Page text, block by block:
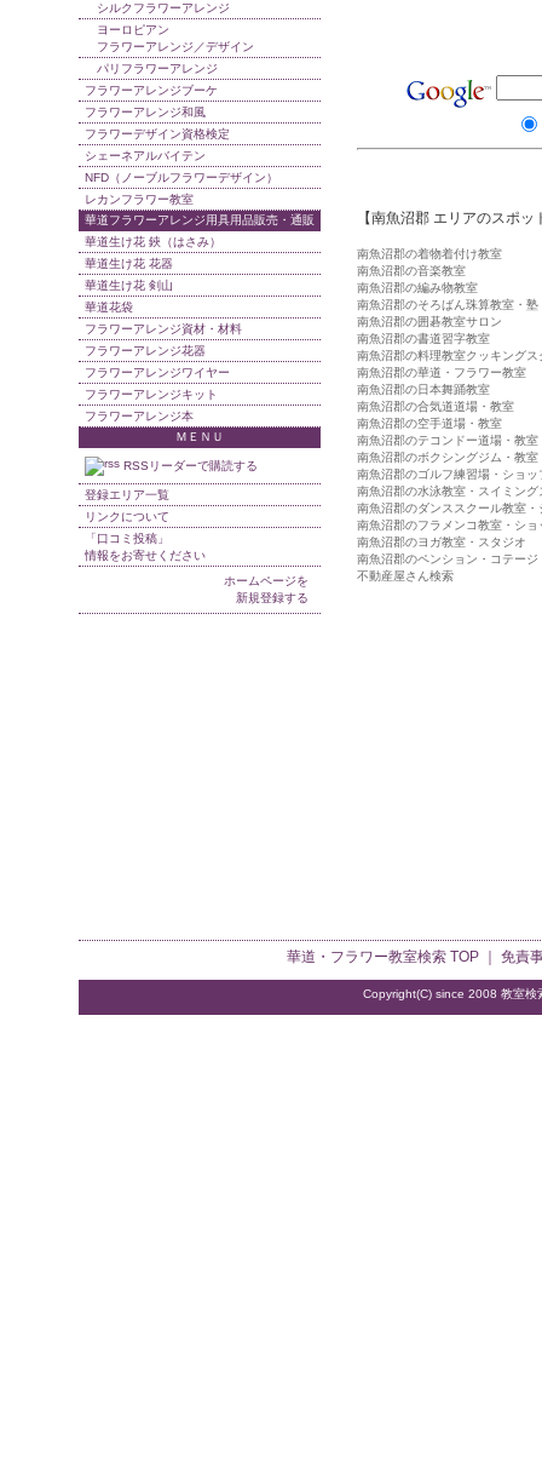
【南魚沼郡 エリアのスポッ
南魚沼郡の着物着付け教室
南魚沼郡の音楽教室
南魚沼郡の編み物教室
南魚沼郡のそろばん珠算教室・塾
南魚沼郡の囲碁教室サロン
南魚沼郡の書道習字教室
南魚沼郡の料理教室クッキングス
南魚沼郡の華道・フラワー教室
南魚沼郡の日本舞踊教室
南魚沼郡の合気道道場・教室
南魚沼郡の空手道場・教室
南魚沼郡のテコンドー道場・教室
南魚沼郡のボクシングジム・教室
南魚沼郡のゴルフ練習場・ショッ
南魚沼郡の水泳教室・スイミング
南魚沼郡のダンススクール教室・
南魚沼郡のフラメンコ教室・ショ
南魚沼郡のヨガ教室・スタジオ
南魚沼郡のペンション・コテージ
不動産屋さん検索
シルクフラワーアレンジ
ヨーロピアン
フラワーアレンジ／デザイン
パリフラワーアレンジ
フラワーアレンジブーケ
フラワーアレンジ和風
フラワーデザイン資格検定
シェーネアルバイテン
NFD（ノーブルフラワーデザイン）
レカンフラワー教室
華道フラワーアレンジ用具用品販売・通販
華道生け花 鋏（はさみ）
華道生け花 花器
華道生け花 剣山
華道花袋
フラワーアレンジ資材・材料
フラワーアレンジ花器
フラワーアレンジワイヤー
フラワーアレンジキット
フラワーアレンジ本
ＭＥＮＵ
RSSリーダーで購読する
登録エリア一覧
リンクについて
「口コミ投稿」
情報をお寄せください
ホームページを
新規登録する
華道・フラワー教室検索TOP ｜ 免責
Copyright(C) since 2008 教室検